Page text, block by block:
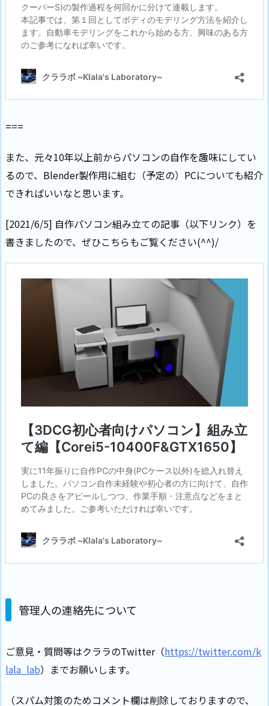
===
また、元々10年以上前からパソコンの自作を趣味にしてい
るので、Blender製作用に組む（予定の）PCについても紹介
できればいいなと思います。
[2021/6/5] 自作パソコン組み立ての記事（以下リンク）を
書きましたので、ぜひこちらもご覧ください(^^)/
管理人の連絡先について
ご意見・質問等はクララのTwitter（https://twitter.com/k
lala_lab）までお願いします。
（スパム対策のためコメント欄は削除しておりますので、